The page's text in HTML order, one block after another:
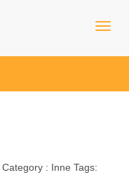
Category : Inne Tags: